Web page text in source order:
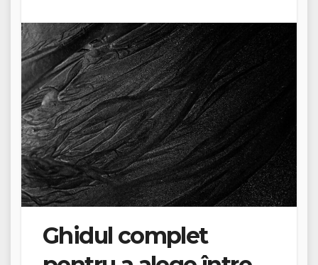
Ghidul complet